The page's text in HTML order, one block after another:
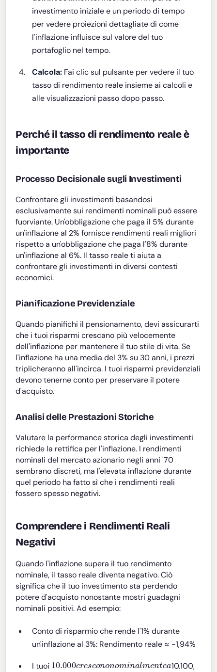
investimento iniziale e un periodo di tempo
per vedere proiezioni dettagliate di come
l'inflazione influisce sul valore del tuo
portafoglio nel tempo.
Calcola: Fai clic sul pulsante per vedere il tuo
tasso di rendimento reale insieme ai calcoli e
alle visualizzazioni passo dopo passo.
Perché il tasso di rendimento reale è
importante
Processo Decisionale sugli Investimenti
Confrontare gli investimenti basandosi
esclusivamente sui rendimenti nominali può essere
fuorviante. Un'obbligazione che paga il 5% durante
un'inflazione al 2% fornisce rendimenti reali migliori
rispetto a un'obbligazione che paga l'8% durante
un'inflazione al 6%. Il tasso reale ti aiuta a
confrontare gli investimenti in diversi contesti
economici.
Pianificazione Previdenziale
Quando pianifichi il pensionamento, devi assicurarti
che i tuoi risparmi crescano più velocemente
dell'inflazione per mantenere il tuo stile di vita. Se
l'inflazione ha una media del 3% su 30 anni, i prezzi
triplicheranno all'incirca. I tuoi risparmi previdenziali
devono tenerne conto per preservare il potere
d'acquisto.
Analisi delle Prestazioni Storiche
Valutare la performance storica degli investimenti
richiede la rettifica per l'inflazione. I rendimenti
nominali del mercato azionario negli anni '70
sembrano discreti, ma l'elevata inflazione durante
quel periodo ha fatto sì che i rendimenti reali
fossero spesso negativi.
Comprendere i Rendimenti Reali
Negativi
Quando l'inflazione supera il tuo rendimento
nominale, il tasso reale diventa negativo. Ciò
significa che il tuo investimento sta perdendo
potere d'acquisto nonostante mostri guadagni
nominali positivi. Ad esempio:
Conto di risparmio che rende l'1% durante
un'inflazione al 3%: Rendimento reale ≈ -1,94%
I tuoi 10.000crescononominalmentea
10.100,